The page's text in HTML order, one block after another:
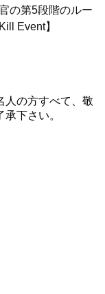
の第5段階のルー
Event】
人の方すべて、敬
下さい。